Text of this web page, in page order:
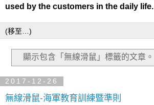
used by the customers in the daily life.
顯示包含「無線滑鼠」 標籤的文章。
2017-12-26
無線滑鼠-海軍教育訓練暨準則